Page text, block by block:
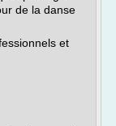
de la danse
et